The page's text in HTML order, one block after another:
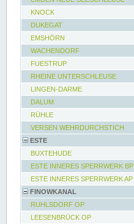
KNOCK
DUKEGAT
EMSHÖRN
WACHENDORF
FUESTRUP
RHEINE UNTERSCHLEUSE
LINGEN-DARME
DALUM
RÜHLE
VERSEN WEHRDURCHSTICH
ESTE
BUXTEHUDE
ESTE INNERES SPERRWERK BP
ESTE INNERES SPERRWERK AP
FINOWKANAL
RUHLSDORF OP
LEESENBRÜCK OP